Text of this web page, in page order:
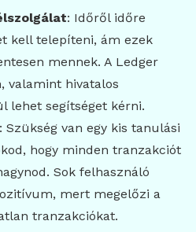
: Időről időre
kell telepíteni, ám ezek
mennek. A Ledger
valamint hivatalos
lehet segítséget kérni.
Szükség van egy kis tanulási
hogy minden tranzakciót
Sok felhasználó
mert megelőzi a
tranzakciókat.